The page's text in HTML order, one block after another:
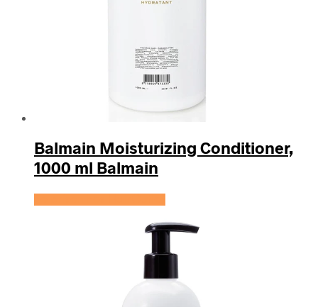
Balmain Moisturizing Conditioner,
1000 ml Balmain